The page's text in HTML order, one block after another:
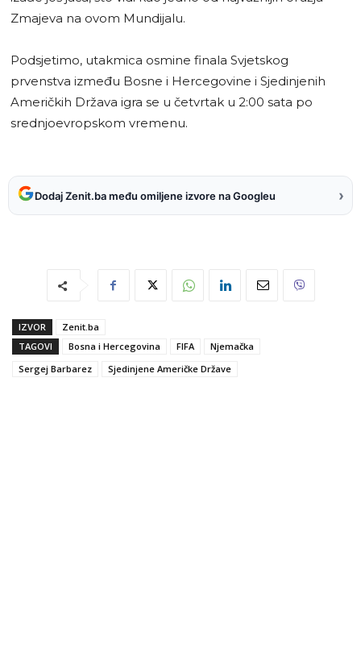
Zmajeva na ovom Mundijalu.
Podsjetimo, utakmica osmine finala Svjetskog
prvenstva između Bosne i Hercegovine i Sjedinjenih
Američkih Država igra se u četvrtak u 2:00 sata po
srednjoevropskom vremenu.
Dodaj Zenit.ba među omiljene izvore na Googleu ›
IZVOR
Zenit.ba
TAGOVI
Bosna i Hercegovina FIFA
Njemačka
Sergej Barbarez
Sjedinjene Američke Države